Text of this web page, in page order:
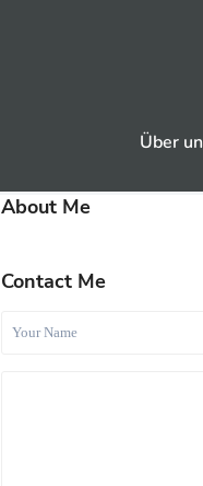
Über
About Me
Contact Me